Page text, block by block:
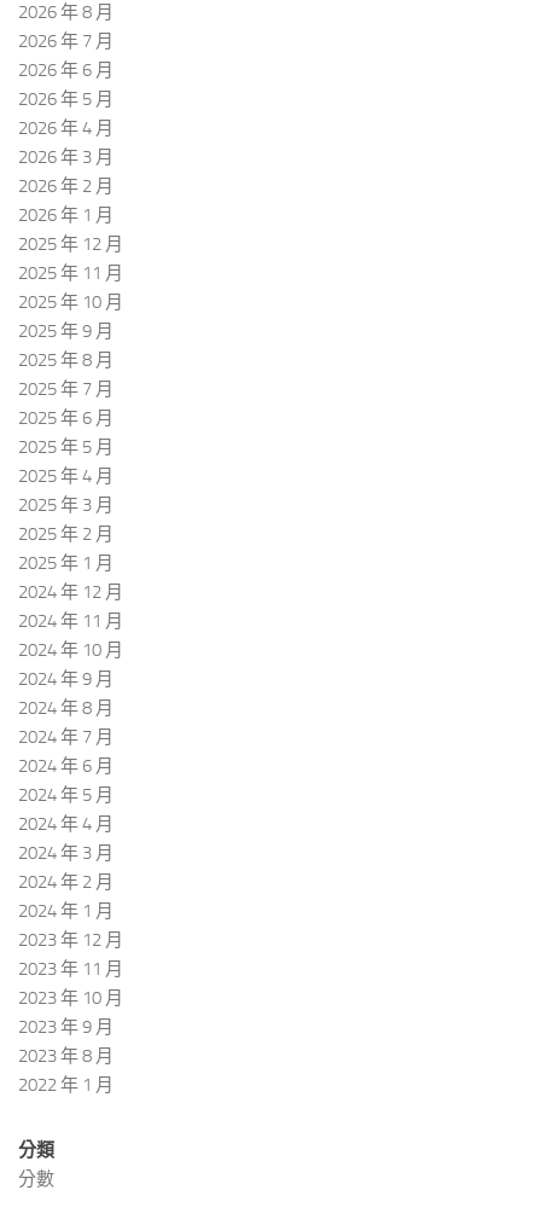
2026 年 8 月
2026 年 7 月
2026 年 6 月
2026 年 5 月
2026 年 4 月
2026 年 3 月
2026 年 2 月
2026 年 1 月
2025 年 12 月
2025 年 11 月
2025 年 10 月
2025 年 9 月
2025 年 8 月
2025 年 7 月
2025 年 6 月
2025 年 5 月
2025 年 4 月
2025 年 3 月
2025 年 2 月
2025 年 1 月
2024 年 12 月
2024 年 11 月
2024 年 10 月
2024 年 9 月
2024 年 8 月
2024 年 7 月
2024 年 6 月
2024 年 5 月
2024 年 4 月
2024 年 3 月
2024 年 2 月
2024 年 1 月
2023 年 12 月
2023 年 11 月
2023 年 10 月
2023 年 9 月
2023 年 8 月
2022 年 1 月
分類
分數